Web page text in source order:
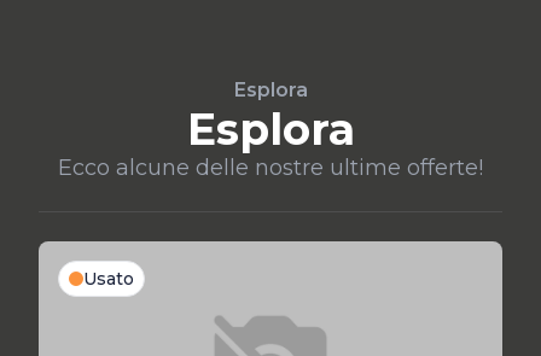
Esplora
Esplora
Ecco alcune delle nostre ultime offerte!
Usato